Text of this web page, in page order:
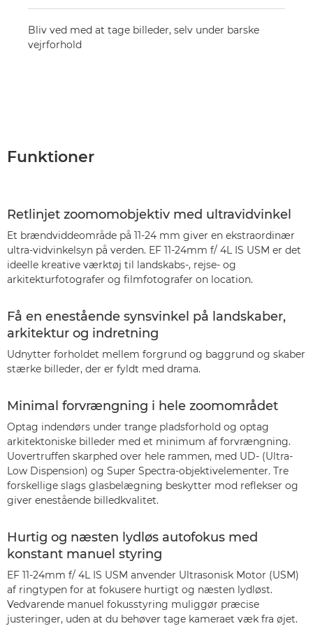
Bliv ved med at tage billeder, selv under barske
vejrforhold
Funktioner
Retlinjet zoomomobjektiv med ultravidvinkel
Et brændviddeområde på 11-24 mm giver en ekstraordinær
ultra-vidvinkelsyn på verden. EF 11-24mm f/ 4L IS USM er det
ideelle kreative værktøj til landskabs-, rejse- og
arkitekturfotografer og filmfotografer on location.
Få en enestående synsvinkel på landskaber,
arkitektur og indretning
Udnytter forholdet mellem forgrund og baggrund og skaber
stærke billeder, der er fyldt med drama.
Minimal forvrængning i hele zoomområdet
Optag indendørs under trange pladsforhold og optag
arkitektoniske billeder med et minimum af forvrængning.
Uovertruffen skarphed over hele rammen, med UD- (Ultra-
Low Dispension) og Super Spectra-objektivelementer. Tre
forskellige slags glasbelægning beskytter mod reflekser og
giver enestående billedkvalitet.
Hurtig og næsten lydløs autofokus med
konstant manuel styring
EF 11-24mm f/ 4L IS USM anvender Ultrasonisk Motor (USM)
af ringtypen for at fokusere hurtigt og næsten lydløst.
Vedvarende manuel fokusstyring muliggør præcise
justeringer, uden at du behøver tage kameraet væk fra øjet.